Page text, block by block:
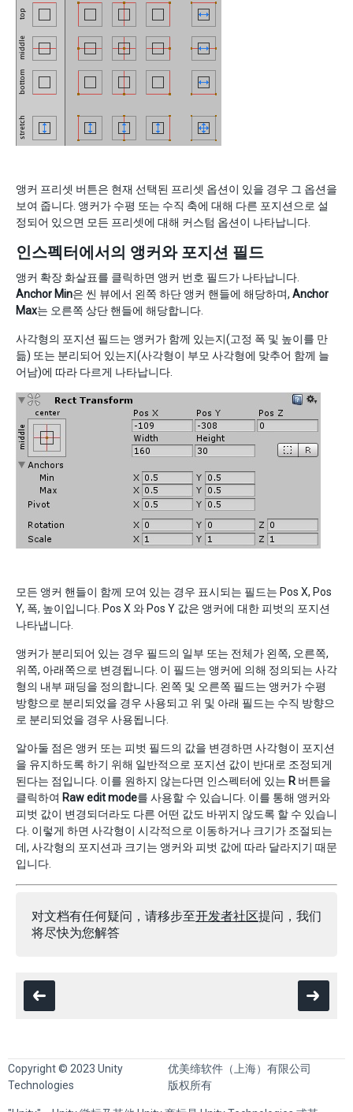
앵커 프리셋 버튼은 현재 선택된 프리셋 옵션이 있을 경우 그 옵션을
보여 줍니다. 앵커가 수평 또는 수직 축에 대해 다른 포지션으로 설
정되어 있으면 모든 프리셋에 대해 커스텀 옵션이 나타납니다.
인스펙터에서의 앵커와 포지션 필드
앵커 확장 화살표를 클릭하면 앵커 번호 필드가 나타납니다.
Anchor Min은 씬 뷰에서 왼쪽 하단 앵커 핸들에 해당하며, Anchor
Max는 오른쪽 상단 핸들에 해당합니다.
사각형의 포지션 필드는 앵커가 함께 있는지(고정 폭 및 높이를 만
듦) 또는 분리되어 있는지(사각형이 부모 사각형에 맞추어 함께 늘
어남)에 따라 다르게 나타납니다.
모든 앵커 핸들이 함께 모여 있는 경우 표시되는 필드는 Pos X, Pos
Y, 폭, 높이입니다. Pos X 와 Pos Y 값은 앵커에 대한 피벗의 포지션
나타냅니다.
앵커가 분리되어 있는 경우 필드의 일부 또는 전체가 왼쪽, 오른쪽,
위쪽, 아래쪽으로 변경됩니다. 이 필드는 앵커에 의해 정의되는 사각
형의 내부 패딩을 정의합니다. 왼쪽 및 오른쪽 필드는 앵커가 수평
방향으로 분리되었을 경우 사용되고 위 및 아래 필드는 수직 방향으
로 분리되었을 경우 사용됩니다.
알아둘 점은 앵커 또는 피벗 필드의 값을 변경하면 사각형이 포지션
을 유지하도록 하기 위해 일반적으로 포지션 값이 반대로 조정되게
된다는 점입니다. 이를 원하지 않는다면 인스펙터에 있는 R 버튼을
클릭하여 Raw edit mode를 사용할 수 있습니다. 이를 통해 앵커와
피벗 값이 변경되더라도 다른 어떤 값도 바뀌지 않도록 할 수 있습니
다. 이렇게 하면 사각형이 시각적으로 이동하거나 크기가 조절되는
데, 사각형의 포지션과 크기는 앵커와 피벗 값에 따라 달라지기 때문
입니다.
对文档有任何疑问，请移步至开发者社区提问，我们
将尽快为您解答
Copyright © 2023 Unity
Technologies
优美缔软件（上海）有限公司
版权所有